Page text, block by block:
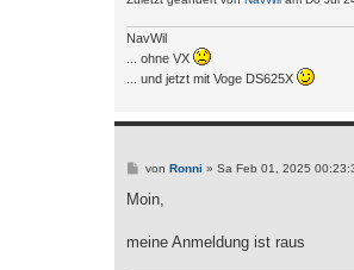
NavWil
... ohne VX
... und jetzt mit Voge DS625X
B
i
a
von Ronni » Sa Feb 01, 2025
Moin,
meine Anmeldung ist raus